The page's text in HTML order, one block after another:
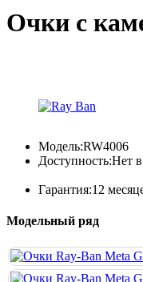
Очки с
Модель:RW4006
Доступность:Нет
Гарантия:12
Модельный ряд